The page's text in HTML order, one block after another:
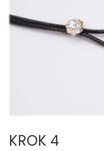
KROK 4